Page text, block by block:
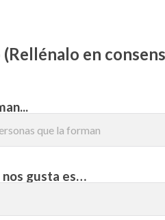
en
nos gusta es…